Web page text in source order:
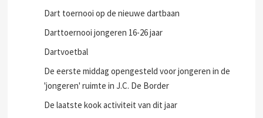
Dart toernooi op de nieuwe dartbaan
Darttoernooi jongeren 16-26 jaar
Dartvoetbal
De eerste middag opengesteld voor jongeren in de
'jongeren' ruimte in J.C. De Border
De laatste kook activiteit van dit jaar